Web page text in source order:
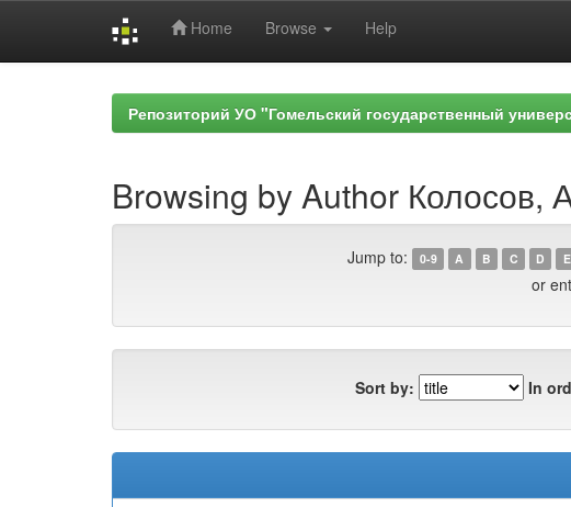
Home Browse Help
Репозиторий УО "Гомельский государственный
Browsing by Author Колосов,
Jump to: 0-9 A B C D E
or
Sort by: In